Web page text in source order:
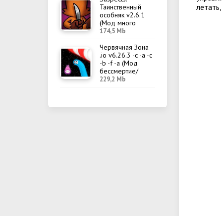
Таинственный
особняк v2.6.1
(Мод много
денег/меню)
174,5 Mb
Червячная Зона
.io v6.26.3 -c -a -c
-b -f -a (Мод
бессмертие/
меню)
229,2 Mb